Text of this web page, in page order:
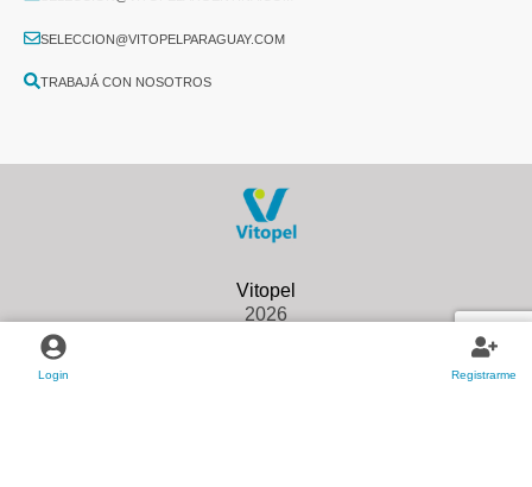
Login Registrarme
SELECCION@VITOPELPARAGUAY.COM
TRABAJÁ CON NOSOTROS
2026